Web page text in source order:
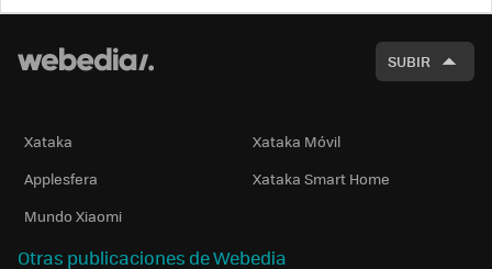
SUBIR
Xataka
Xataka Móvil
Applesfera
Xataka Smart Home
Mundo Xiaomi
Otras publicaciones de Webedia